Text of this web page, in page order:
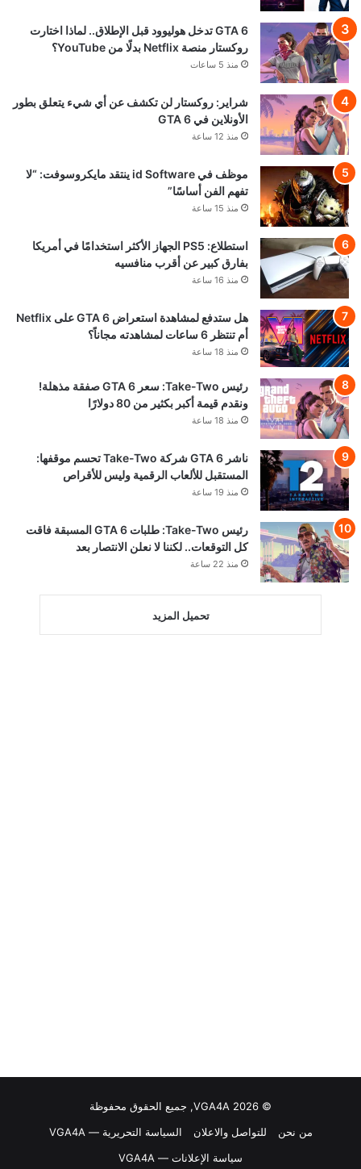
GTA 6 تدخل هوليوود قبل الإطلاق.. لماذا اختارت
روكستار منصة Netflix بدلًا من YouTube؟
منذ 5 ساعات
شراير: روكستار لن تكشف عن أي شيء يتعلق بطور
الأونلاين في GTA 6
منذ 12 ساعة
موظف في id Software ينتقد مايكروسوفت: “لا
تفهم الفن أساسًا”
منذ 15 ساعة
استطلاع: PS5 الجهاز الأكثر استخدامًا في أمريكا
بفارق كبير عن أقرب منافسيه
منذ 16 ساعة
هل ستدفع لمشاهدة استعراض GTA 6 على Netflix
أم تنتظر 6 ساعات لمشاهدته مجاناً؟
منذ 18 ساعة
رئيس Take-Two: سعر GTA 6 صفقة مذهلة!
ونقدم قيمة أكبر بكثير من 80 دولارًا
منذ 18 ساعة
ناشر GTA 6 شركة Take-Two تحسم موقفها:
المستقبل للألعاب الرقمية وليس للأقراص
منذ 19 ساعة
رئيس Take-Two: طلبات GTA 6 المسبقة فاقت
كل التوقعات.. لكننا لا نعلن الانتصار بعد
منذ 22 ساعة
تحميل المزيد
© VGA4A 2026, جميع الحقوق محفوظة
من نحن
للتواصل والاعلان
السياسة التحريرية — VGA4A
سياسة الإعلانات — VGA4A